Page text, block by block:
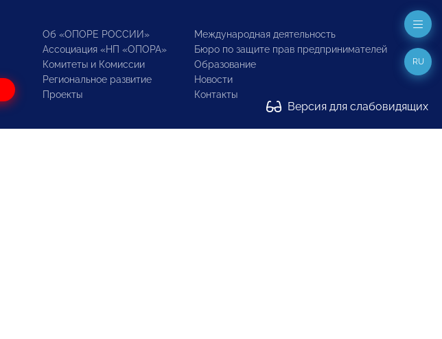
Об «ОПОРЕ РОССИИ»
Ассоциация «НП «ОПОРА»
Комитеты и Комиссии
Региональное развитие
Проекты
Международная деятельность
Бюро по защите прав предпринимателей
Образование
Новости
Контакты
Версия для слабовидящих
RU